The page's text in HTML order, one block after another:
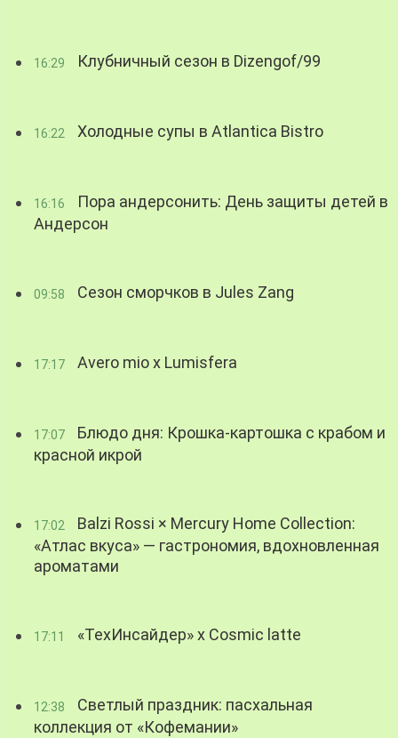
16:29 Клубничный сезон в Dizengof/99
16:22 Холодные супы в Atlantica Bistro
16:16
Пора андерсонить: День защиты детей в
Андерсон
09:58 Сезон сморчков в Jules Zang
17:17 Avero mio x Lumisfera
17:07
Блюдо дня: Крошка-картошка с крабом и
красной икрой
17:02
Balzi Rossi × Mercury Home Collection:
«Атлас вкуса» — гастрономия, вдохновленная
ароматами
17:11 «ТехИнсайдер» х Cosmic latte
12:38
Светлый праздник: пасхальная
коллекция от «Кофемании»